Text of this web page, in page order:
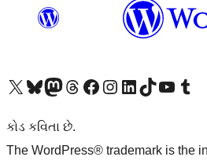
અમારા X (અગાઉ ટ્વિટર) એકાઉન્ટની મુલાકાત લોઅમારા Bluesky એકાઉન્ટની મુલાકાત લોઅમારા માસ્ટોડોન એકાઉન્ટની મુલાકાત લોઅમારા Threads એકાઉન્ટની મુલાકાત લો અમારા ફેસબુક પેજની મુલાકાત લોઅમારા ઇન્સ્ટાગ્રામ એકાઉન્ટની મુલાકાત લો અમારા LinkedIn એકાઉન્ટની મુલાકાત લોઅમારા TikTok એકાઉન્ટની મુલાકાત લોઅમારી YouTube ચેનલની મુલાકાત લો અમારા Tumblr એકાઉન્ટની મુલાકાત લો
કોડ કવિતા છે.
The WordPress® trademark is the